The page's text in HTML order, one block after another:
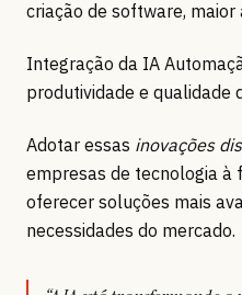
criação de software,
Integração da IA
produtividade e qualidade
Adotar essas inovações
empresas de tecnologia à
oferecer soluções mais
necessidades do mercado.